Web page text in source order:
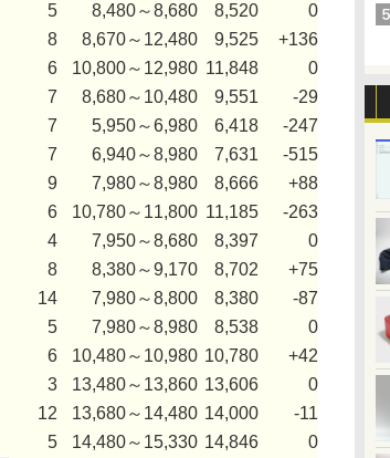
5 8,480～8,680 8,520
0
8 8,670～12,480 9,525
+136
6 10,800～12,980 11,848
0
7 8,680～10,480 9,551
-29
7 5,950～6,980 6,418
-247
7 6,940～8,980 7,631
-515
9 7,980～8,980 8,666
+88
6 10,780～11,800 11,185
-263
4 7,950～8,680 8,397
0
8 8,380～9,170 8,702
+75
14 7,980～8,800 8,380
-87
5 7,980～8,980 8,538
0
6 10,480～10,980 10,780
+42
3 13,480～13,860 13,606
0
12 13,680～14,480 14,000
-11
5 14,480～15,330 14,846 0